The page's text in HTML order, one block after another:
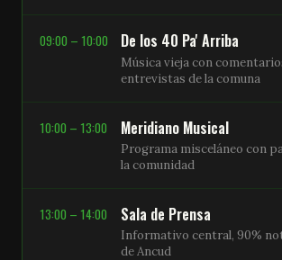
09:00 – 10:00 De los 40 Pa' Arriba
Música vieja con
entrevistas de la comuna
10:00 – 13:00 Meridiano Musical
Programa misceláneo con
la comunidad
13:00 – 14:00 Sala de Prensa
Informativo central, 90%
de Ancud